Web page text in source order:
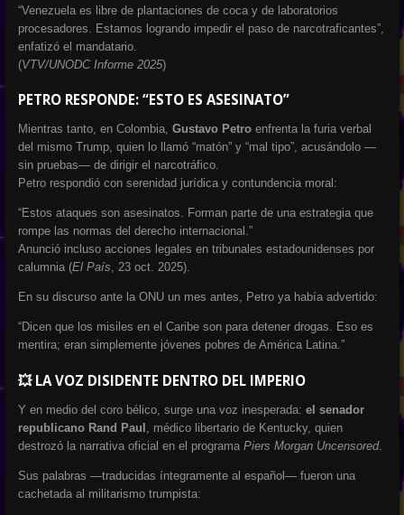
“Venezuela es libre de plantaciones de coca y de laboratorios
procesadores. Estamos logrando impedir el paso de narcotraficantes”,
enfatizó el mandatario.
(VTV/UNODC Informe 2025)
PETRO RESPONDE: “ESTO ES ASESINATO”
Mientras tanto, en Colombia, Gustavo Petro enfrenta la furia verbal
del mismo Trump, quien lo llamó “matón” y “mal tipo”, acusándolo —
sin pruebas— de dirigir el narcotráfico.
Petro respondió con serenidad jurídica y contundencia moral:
“Estos ataques son asesinatos. Forman parte de una estrategia que
rompe las normas del derecho internacional.”
Anunció incluso acciones legales en tribunales estadounidenses por
calumnia (El País, 23 oct. 2025).
En su discurso ante la ONU un mes antes, Petro ya había advertido:
“Dicen que los misiles en el Caribe son para detener drogas. Eso es
mentira; eran simplemente jóvenes pobres de América Latina.”
💥 LA VOZ DISIDENTE DENTRO DEL IMPERIO
Y en medio del coro bélico, surge una voz inesperada: el senador
republicano Rand Paul
, médico libertario de Kentucky, quien
destrozó la narrativa oficial en el programa Piers Morgan Uncensored.
Sus palabras —traducidas íntegramente al español— fueron una
cachetada al militarismo trumpista: